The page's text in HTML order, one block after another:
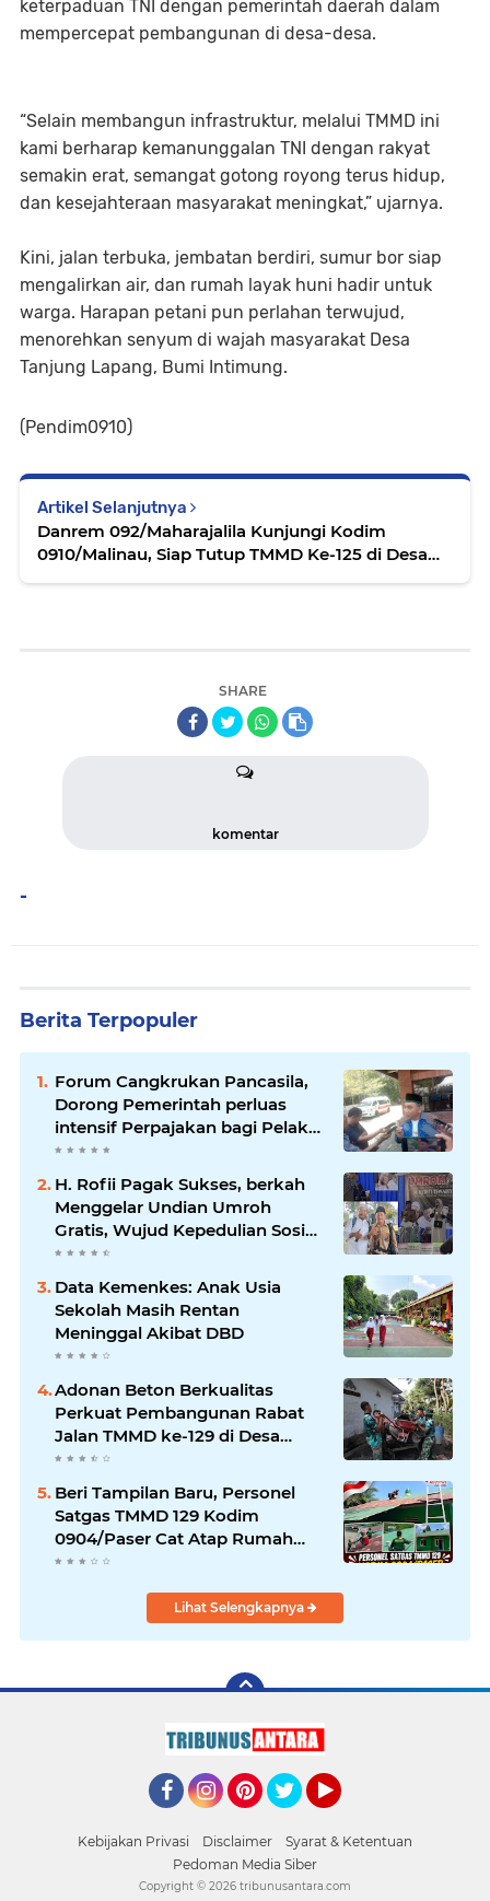
keterpaduan TNI dengan pemerintah daerah dalam
mempercepat pembangunan di desa-desa.
“Selain membangun infrastruktur, melalui TMMD ini
kami berharap kemanunggalan TNI dengan rakyat
semakin erat, semangat gotong royong terus hidup,
dan kesejahteraan masyarakat meningkat,” ujarnya.
Kini, jalan terbuka, jembatan berdiri, sumur bor siap
mengalirkan air, dan rumah layak huni hadir untuk
warga. Harapan petani pun perlahan terwujud,
menorehkan senyum di wajah masyarakat Desa
Tanjung Lapang, Bumi Intimung.
(Pendim0910)
Artikel Selanjutnya
Danrem 092/Maharajalila Kunjungi Kodim
0910/Malinau, Siap Tutup TMMD Ke-125 di Desa
SHARE
komentar
-
Berita Terpopuler
Forum Cangkrukan Pancasila,
Dorong Pemerintah perluas
intensif Perpajakan bagi Pelaku
Usaha UMKM.
H. Rofii Pagak Sukses, berkah
Menggelar Undian Umroh
Gratis, Wujud Kepedulian Sosial
berbagi.
Data Kemenkes: Anak Usia
Sekolah Masih Rentan
Meninggal Akibat DBD
Adonan Beton Berkualitas
Perkuat Pembangunan Rabat
Jalan TMMD ke-129 di Desa
Ledoktempuro
Beri Tampilan Baru, Personel
Satgas TMMD 129 Kodim
0904/Paser Cat Atap Rumah
Marbot
Lihat Selengkapnya
Kebijakan Privasi Disclaimer
Syarat & Ketentuan
Pedoman Media Siber
Copyright © 2026 tribunusantara.com